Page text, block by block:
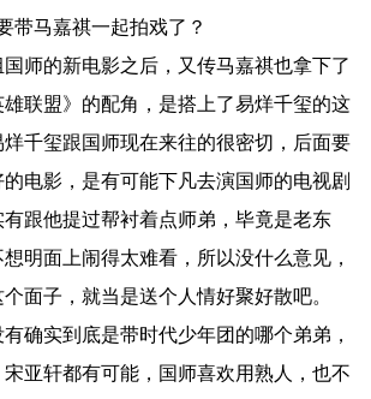
带马嘉祺一起拍戏了？
师的新电影之后，又传马嘉祺也拿下了
联盟》的配角，是搭上了易烊千玺的这
千玺跟国师现在来往的很密切，后面要
电影，是有可能下凡去演国师的电视剧
跟他提过帮衬着点师弟，毕竟是老东
明面上闹得太难看，所以没什么意见，
面子，就当是送个人情好聚好散吧。
确实到底是带时代少年团的哪个弟弟，
亚轩都有可能，国师喜欢用熟人，也不